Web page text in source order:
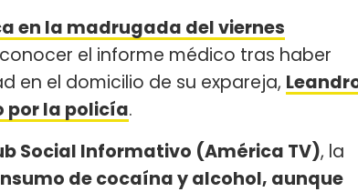
en la madrugada del viernes
el informe médico tras haber
en el domicilio de su expareja,
por la policía.
Social Informativo (América TV), la
de cocaína y alcohol, aunque